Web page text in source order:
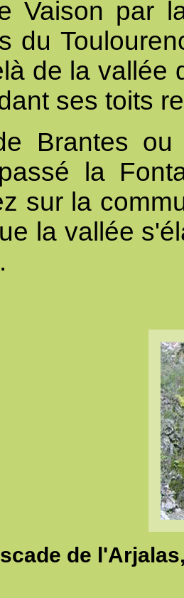
Vaison par
du
de la
ses toits
Brantes
la
sur la
la vallée
de